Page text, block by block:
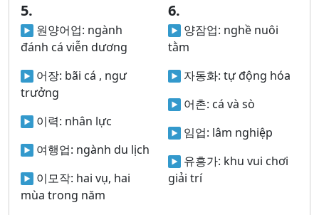
5.
원양어업: ngành
đánh cá viễn dương
어장: bãi cá , ngư
trưởng
이력: nhân lực
여행업: ngành du lịch
이모작: hai vụ, hai
mùa trong năm
6.
양잠업: nghề nuôi
tằm
자동화: tự động hóa
어촌: cá và sò
임업: lâm nghiệp
유흥가: khu vui chơi
giải trí